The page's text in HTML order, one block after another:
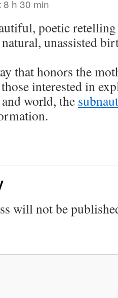
h 30 min
poetic
unassisted
that honors the
interested in
and world, the
will not be